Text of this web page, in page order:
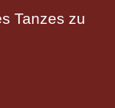
Tanzes zu